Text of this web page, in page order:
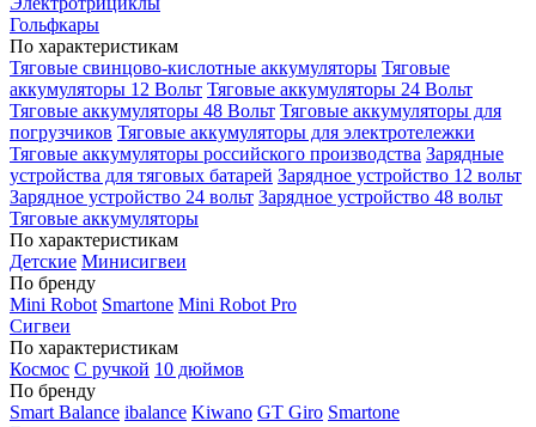
Гольфкары
По характеристикам
Тяговые свинцово-кислотные аккумуляторы Тяговые
аккумуляторы 12 Вольт Тяговые аккумуляторы 24 Вольт
Тяговые аккумуляторы 48 Вольт Тяговые аккумуляторы для
погрузчиков Тяговые аккумуляторы для электротележки
Тяговые аккумуляторы российского производства Зарядные
устройства для тяговых батарей Зарядное устройство 12 вольт
Зарядное устройство 24 вольт Зарядное устройство 48 вольт
Тяговые аккумуляторы
По характеристикам
Детские Минисигвеи
По бренду
Mini Robot Smartone Mini Robot Pro
Сигвеи
По характеристикам
Космос С ручкой 10 дюймов
По бренду
Smart Balance ibalance Kiwano GT Giro Smartone